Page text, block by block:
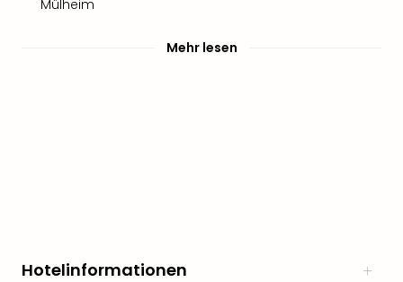
Mülheim
Mehr lesen
Hotelinformationen